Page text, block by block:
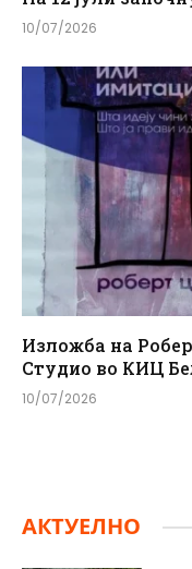
10/07/2026
Изложба на
Студио во КИЦ
10/07/2026
АКТУЕЛНО